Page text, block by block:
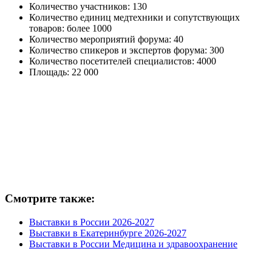
Количество участников: 130
Количество единиц медтехники и сопутствующих
товаров: более 1000
Количество мероприятий форума: 40
Количество спикеров и экспертов форума: 300
Количество посетителей специалистов: 4000
Площадь: 22 000
Смотрите также:
Выставки в России 2026-2027
Выставки в Екатеринбурге 2026-2027
Выставки в России Медицина и здравоохранение